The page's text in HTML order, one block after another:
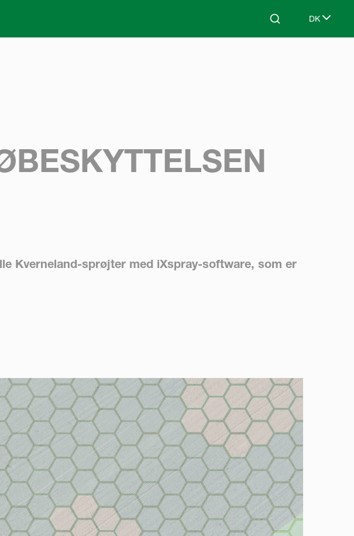
Search DK
Select
Kverneland-sprøjter med iXspray-software, som er